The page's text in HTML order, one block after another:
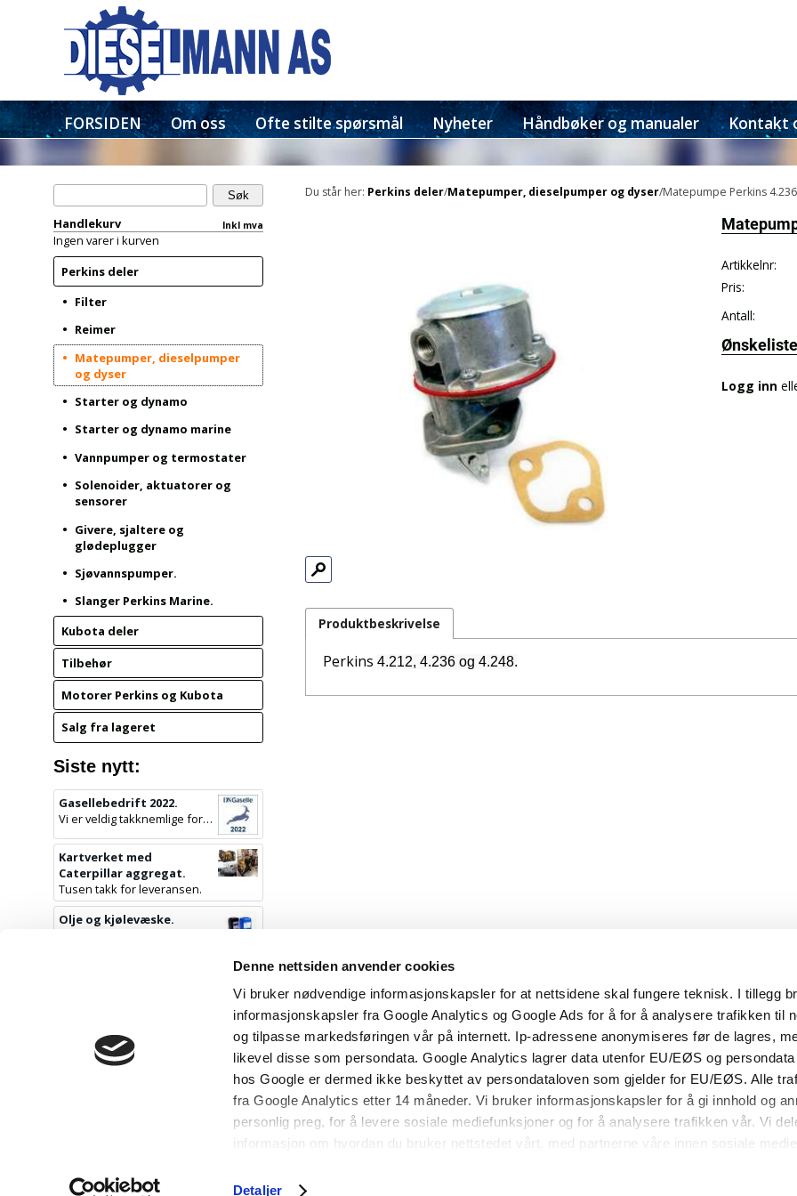
Denne nettsiden anvender cookies
Vi bruker nødvendige informasjonskapsler for at nettsidene skal fungere teknisk. I tillegg
informasjonskapsler fra Google Analytics og Google Ads for å for å analysere trafikken til
og tilpasse markedsføringen vår på internett. Ip-adressene anonymiseres før de lagres,
likevel disse som persondata. Google Analytics lagrer data utenfor EU/EØS og
hos Google er dermed ikke beskyttet av persondataloven som gjelder for EU/EØS. Alle
fra Google Analytics etter 14 måneder. Vi bruker informasjonskapsler for å gi innhold og
personlig preg, for å levere sosiale mediefunksjoner og for å analysere trafikken vår. Vi
informasjon om hvordan du bruker nettstedet vårt, med partnerne våre innen sosiale
som de har samlet inn gjennom din bruk av tjenestene deres.
Detaljer
FORSIDEN Om oss Ofte stilte spørsmål Nyheter Håndbøker og manualer Kontakt
Du står her: Perkins deler/Matepumper, dieselpumper og dyser/Matepumpe Perkins 4.236
Artikkelnr:
Pris:
Antall:
Ønskeliste
Logg inn
Produktbeskrivelse
Perkins 4.212, 4.236 og 4.248.
Inkl mva
Handlekurv
Ingen varer i kurven
Perkins deler
Filter
Reimer
Matepumper, dieselpumper
og dyser
Starter og dynamo
Starter og dynamo marine
Vannpumper og termostater
Solenoider, aktuatorer og
sensorer
Givere, sjaltere og
glødeplugger
Sjøvannspumper.
Slanger Perkins Marine.
Kubota deler
Tilbehør
Motorer Perkins og Kubota
Salg fra lageret
Siste nytt:
Gasellebedrift 2022.
Vi er veldig takknemlige for denne utmerkelsen.
Kartverket med
Caterpillar aggregat.
Tusen takk for leveransen.
Olje og kjølevæske.
Nå har vi et utvidet spekter av komponenter til hele installasjonen.
Fra 1.10.2021 er vi fler.
Dieselmann AS
Industrivegen 34B, 2072 Dal.